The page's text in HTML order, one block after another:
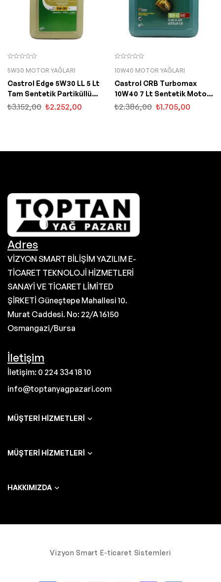
5W30 MOTOR YAĞLARI
Castrol Edge 5W30 LL 5 Lt
Tam Sentetik Partiküllü
Motor Yağı
₺3.152,00 ₺2.252,00
10W40 MOTOR YAĞLARI
Castrol CRB Turbomax
10W40 7 Lt Sentetik Motor
Yağı
₺2.386,00 ₺1.705,00
Adres
VİZYON SMART BİLİŞİM YAZILIM E-
TİCARET TEKNOLOJİ HİZMETLERİ
SANAYİ VE TİCARET LİMİTED
ŞİRKETİ Güneştepe Mahallesi 10.
Murat Caddesi. No: 22/A 16150
Osmangazi/Bursa
İletişim
İletişim: 0 224 334 18 10
info@toptanyagpazari.com
MÜŞTERI HIZMETLERI
MÜŞTERI HIZMETLERI
HAKKIMIZDA
Vizyon Smart E-ticaret Sistemleri